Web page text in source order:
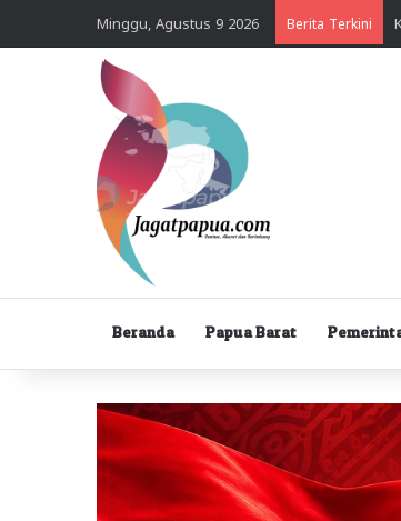
Minggu, Agustus 9 2026 Berita Terkini
Beranda Papua Barat